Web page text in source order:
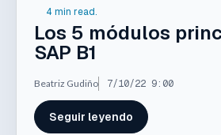
4 min read.
Los 5 módulos
SAP B1
Beatriz Gudiño 7/10/22 9:00
Seguir leyendo